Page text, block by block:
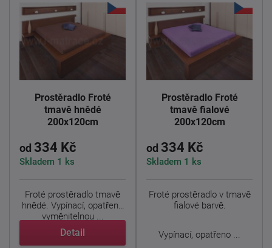
Prostěradlo Froté
tmavě hnědé
200x120cm
od 334 Kč
Skladem 1 ks
Froté prostěradlo tmavě
hnědé. Vypínací, opatřeno
vyměnitelnou ...
Detail
Prostěradlo Froté
tmavě fialové
200x120cm
od 334 Kč
Skladem 1 ks
Froté prostěradlo v tmavě
fialové barvě.
Vypínací, opatřeno ...